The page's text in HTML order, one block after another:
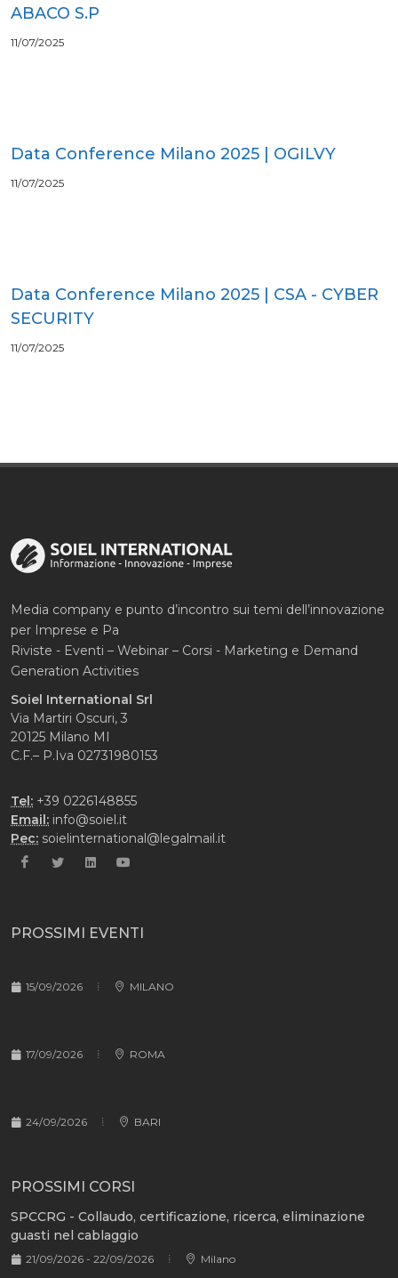
ABACO S.P
11/07/2025
Data Conference Milano 2025 | OGILVY
11/07/2025
Data Conference Milano 2025 | CSA - CYBER
SECURITY
11/07/2025
Media company e punto d’incontro sui temi dell’innovazione
per Imprese e Pa
Riviste - Eventi – Webinar – Corsi - Marketing e Demand
Generation Activities
Soiel International Srl
Via Martiri Oscuri, 3
20125 Milano MI
C.F.– P.Iva 02731980153
Tel: +39 0226148855
Email: info@soiel.it
Pec: soielinternational@legalmail.it
PROSSIMI EVENTI
15/09/2026 MILANO
17/09/2026 ROMA
24/09/2026 BARI
PROSSIMI CORSI
SPCCRG - Collaudo, certificazione, ricerca, eliminazione
guasti nel cablaggio
21/09/2026 - 22/09/2026 Milano